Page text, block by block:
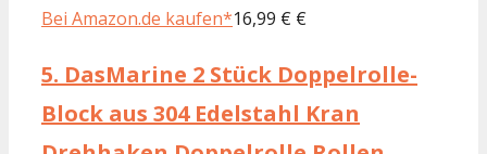
Bei Amazon.de kaufen*16,99 € €
5. DasMarine 2 Stück Doppelrolle-
Block aus 304 Edelstahl Kran